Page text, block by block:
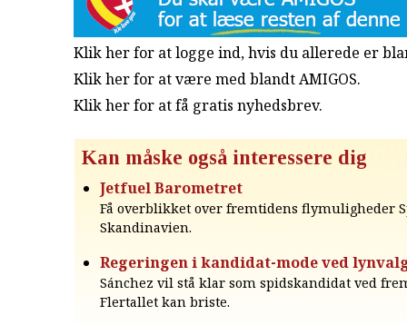
Klik her for at logge ind, hvis du allerede er
Klik her for at være med blandt AMIGOS.
Klik her for at få gratis nyhedsbrev.
Kan måske også interessere dig
Jetfuel Barometret
Få overblikket over fremtidens flymuligheder
Skandinavien.
Regeringen i kandidat-mode ved
Sánchez vil stå klar som spidskandidat ved
Flertallet kan briste.